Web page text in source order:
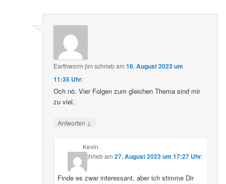
Earthworm jim schriebam16. August 2023 um
11:35 Uhr:
Och nö. Vier Folgen zum gleichen Thema sind mir
zu viel.
Antworten ↓
Kevin
schriebam 27. August 2023 um 17:27 Uhr:
Finde es zwar interessant, aber ich stimme Dir